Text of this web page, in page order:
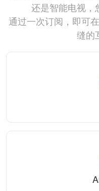
还是智能电视，
通过一次订阅，即可
缝的